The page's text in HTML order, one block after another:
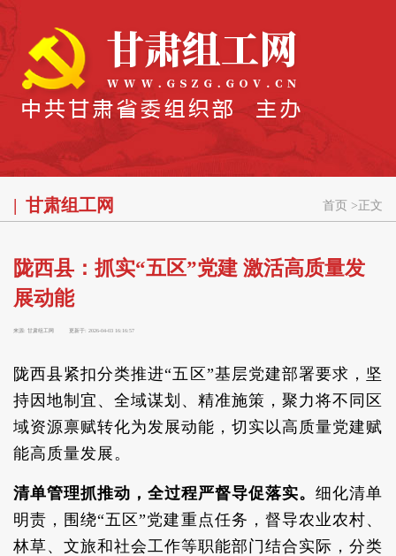
甘肃组工网 首页 > 正文
陇西县：抓实“五区”党建 激活高质量发
展动能
来源: 甘肃组工网 更新于: 2026-04-03 16:16:57
陇西县紧扣分类推进“五区”基层党建部署要求，坚
持因地制宜、全域谋划、精准施策，聚力将不同区
域资源禀赋转化为发展动能，切实以高质量党建赋
能高质量发展。
清单管理抓推动，全过程严督导促落实。 细化清单
明责，围绕“五区”党建重点任务，督导农业农村、
林草、文旅和社会工作等职能部门结合实际，分类